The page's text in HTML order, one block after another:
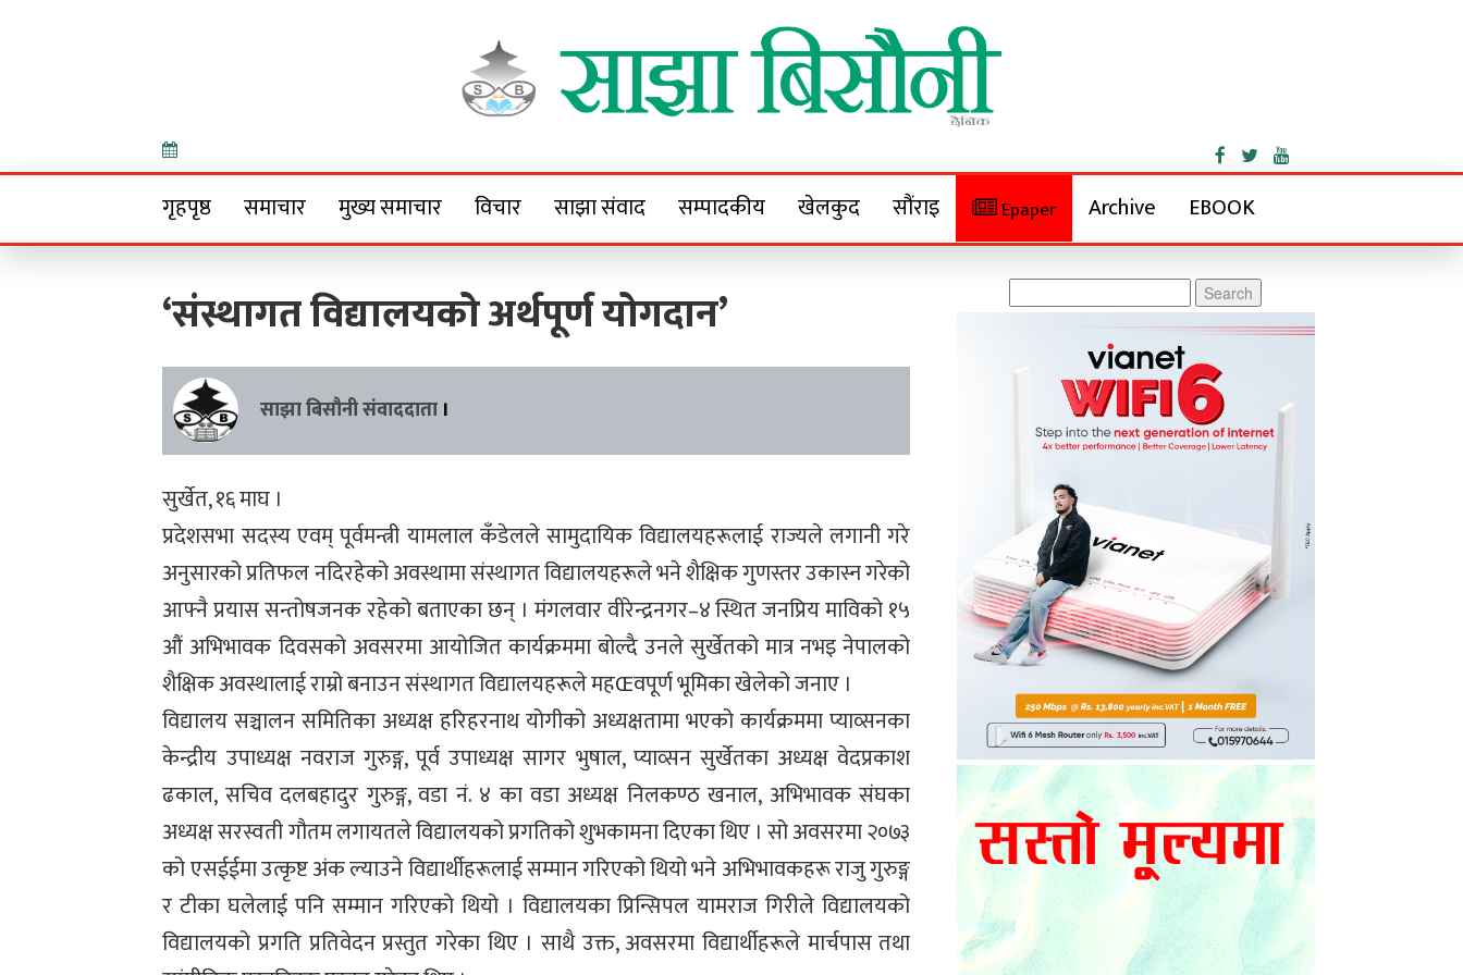
Sajha Bisaunee
गृहपृष्ठ समाचार मुख्य समाचार विचार साझा संवाद सम्पादकीय खेलकुद सौंराइ Epaper Archive EBOOK
‘संस्थागत विद्यालयको अर्थपूर्ण योगदान’
साझा बिसौनी संवाददाता ।
सुर्खेत, १६ माघ ।
प्रदेशसभा सदस्य एवम् पूर्वमन्त्री यामलाल कँडेलले सामुदायिक विद्यालयहरूलाई राज्यले लगानी गरे
अनुसारको प्रतिफल नदिरहेको अवस्थामा संस्थागत विद्यालयहरूले भने शैक्षिक गुणस्तर उकास्न गरेको
आफ्नै प्रयास सन्तोषजनक रहेको बताएका छन् । मंगलवार वीरेन्द्रनगर–४ स्थित जनप्रिय माविको १५
औं अभिभावक दिवसको अवसरमा आयोजित कार्यक्रममा बोल्दै उनले सुर्खेतको मात्र नभइ नेपालको
शैक्षिक अवस्थालाई राम्रो बनाउन संस्थागत विद्यालयहरूले महŒवपूर्ण भूमिका खेलेको जनाए ।
विद्यालय सञ्चालन समितिका अध्यक्ष हरिहरनाथ योगीको अध्यक्षतामा भएको कार्यक्रममा प्याव्सनका
केन्द्रीय उपाध्यक्ष नवराज गुरुङ्ग, पूर्व उपाध्यक्ष सागर भुषाल, प्याव्सन सुर्खेतका अध्यक्ष वेदप्रकाश
ढकाल, सचिव दलबहादुर गुरुङ्ग, वडा नं. ४ का वडा अध्यक्ष निलकण्ठ खनाल, अभिभावक संघका
अध्यक्ष सरस्वती गौतम लगायतले विद्यालयको प्रगतिको शुभकामना दिएका थिए । सो अवसरमा २०७३
को एसईईमा उत्कृष्ट अंक ल्याउने विद्यार्थीहरूलाई सम्मान गरिएको थियो भने अभिभावकहरू राजु गुरुङ्ग
र टीका घलेलाई पनि सम्मान गरिएको थियो । विद्यालयका प्रिन्सिपल यामराज गिरीले विद्यालयको
विद्यालयको प्रगति प्रतिवेदन प्रस्तुत गरेका थिए । साथै उक्त, अवसरमा विद्यार्थीहरूले मार्चपास तथा
for: